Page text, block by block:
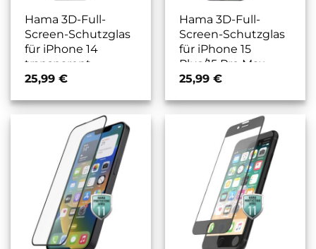
Hama 3D-Full-
Screen-Schutzglas
für iPhone 14
transparent
25,99 €
Hama 3D-Full-
Screen-Schutzglas
für iPhone 15
Plus/15 Pro Max
schwarz
25,99 €